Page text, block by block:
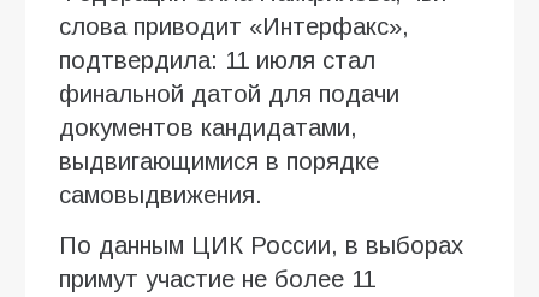
слова приводит «Интерфакс»,
подтвердила: 11 июля стал
финальной датой для подачи
документов кандидатами,
выдвигающимися в порядке
самовыдвижения.
По данным ЦИК России, в выборах
примут участие не более 11